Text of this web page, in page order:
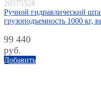
20575528
Ручной гидравлический
грузоподъемность 1000 кг,
99 440
руб.
Добавить